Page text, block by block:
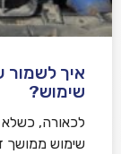
איך לשמור
שימוש?
לכאורה, כשלא
שימוש ממושך